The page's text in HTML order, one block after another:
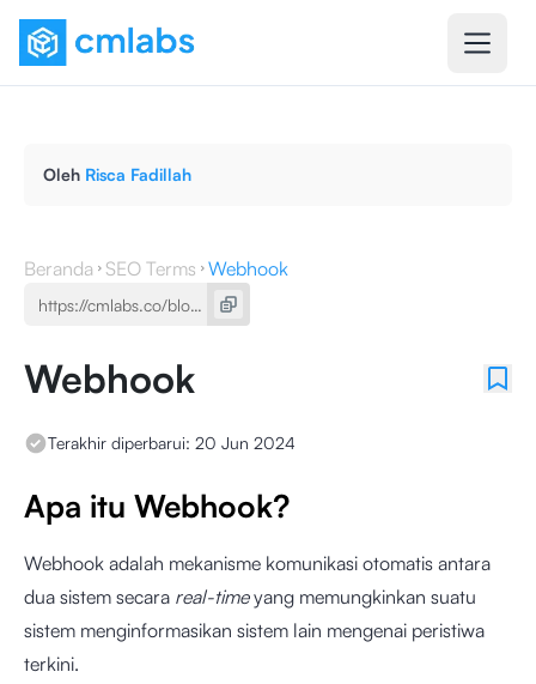
Oleh Risca Fadillah
Beranda SEO Terms Webhook
Webhook
Terakhir diperbarui: 20 Jun 2024
Apa itu Webhook?
Webhook adalah mekanisme komunikasi otomatis antara
dua sistem secara real-timeyang memungkinkan suatu
sistem menginformasikan sistem lain mengenai peristiwa
terkini.